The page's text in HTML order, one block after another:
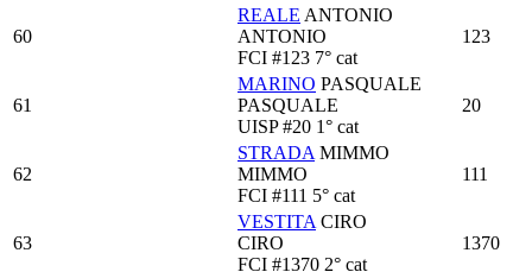
60
REALE ANTONIO
ANTONIO
FCI #123 7° cat
123
61
MARINO PASQUALE
PASQUALE
UISP #20 1° cat
20
62
STRADA MIMMO
MIMMO
FCI #111 5° cat
111
63
VESTITA CIRO
CIRO
FCI #1370 2° cat
1370